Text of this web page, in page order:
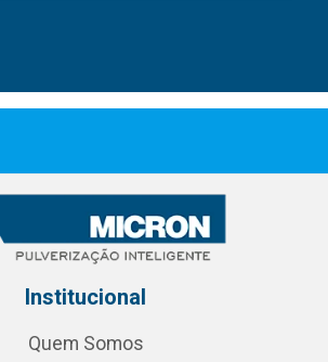
Institucional
Quem Somos